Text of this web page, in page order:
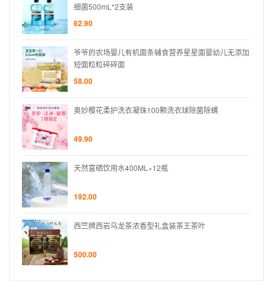
细菌500mL*2支装
62.90
爷爷的农场婴儿有机面条辅食营养星星面婴幼儿无添加
短面粒粒碎碎面
58.00
奥妙樱花柔护洗衣凝珠100颗洗衣球除菌除螨
49.90
天然富硒饮用水400ML×12瓶
192.00
西竺牌西岩乌龙茶浓香型礼盒装茶王茶叶
500.00